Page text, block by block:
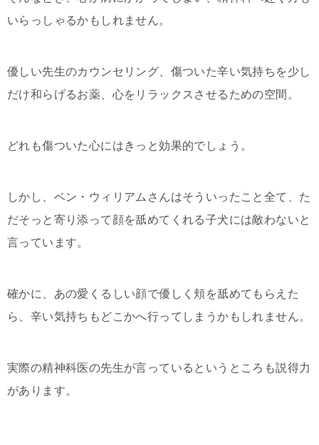
いらっしゃるかもしれません。
優しい先生のカウンセリング、傷ついた辛い気持ちを少し
だけ和らげるお薬、心をリラックスさせるための空間。
どれも傷ついた心にはきっと効果的でしょう。
しかし、ベン・ウィリアムさんはそういったこと全て、た
だそっと寄り添って顔を舐めてくれる子犬には敵わないと
言っています。
確かに、あの愛くるしい顔で優しく頬を舐めてもらえた
ら、辛い気持ちもどこかへ行ってしまうかもしれません。
実際の精神科医の先生が言っているというところも説得力
があります。